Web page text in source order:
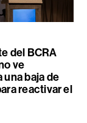
del BCRA
ve
una baja de
reactivar el